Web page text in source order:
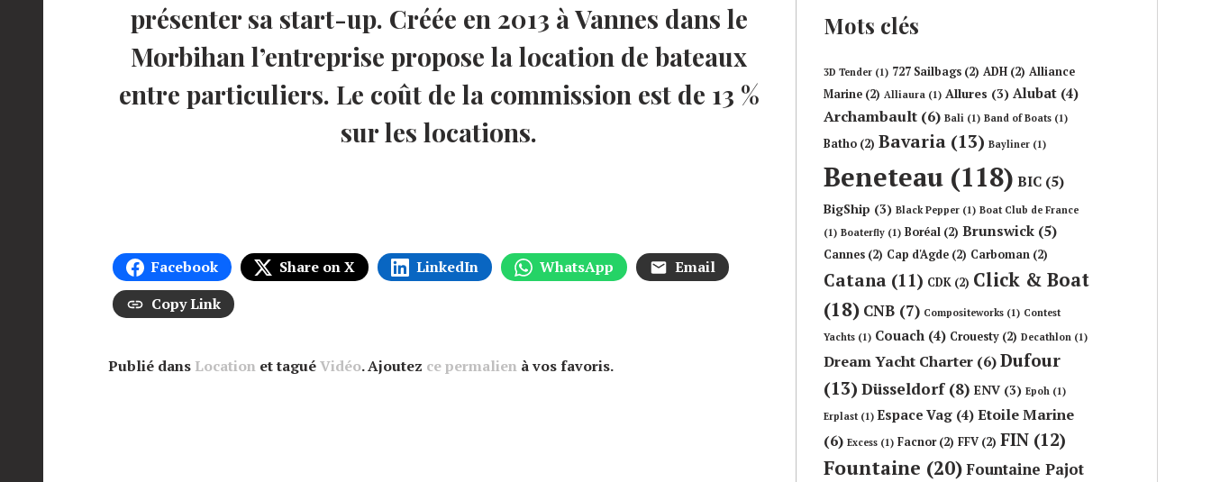
présenter sa start-up. Créée en 2013 à Vannes dans le
Morbihan l’entreprise propose la location de bateaux
entre particuliers. Le coût de la commission est de 13 %
sur les locations.
Facebook Share on X LinkedIn WhatsApp
Email
Copy Link
Publié dans Location et taguéVidéo. Ajoutez ce permalien à vos favoris.
Mots clés
3D Tender (1) 727 Sailbags (2) ADH (2) Alliance
Marine (2) Alliaura (1) Allures (3) Alubat (4)
Archambault (6) Bali (1) Band of Boats (1)
Batho (2) Bavaria (13) Bayliner (1)
Beneteau (118) BIC (5)
BigShip (3) Black Pepper (1) Boat Club de France
(1) Boaterfly (1) Boréal (2) Brunswick (5)
Cannes (2) Cap d'Agde (2) Carboman (2)
Catana (11) CDK (2) Click & Boat
(18) CNB (7) Compositeworks (1) Contest
Yachts (1) Couach (4) Crouesty (2) Decathlon (1)
Dream Yacht Charter (6) Dufour
(13) Düsseldorf(8) ENV (3) Epoh (1)
Erplast(1) Espace Vag (4) Etoile Marine
(6) Excess (1) Facnor(2) FFV (2) FIN (12)
Fountaine (20)Fountaine Pajot